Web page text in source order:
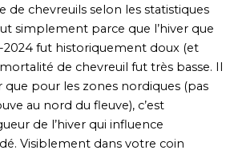
de chevreuils selon les statistiques
simplement parce que l’hiver que
2024 fut historiquement doux (et
de chevreuil fut très basse. Il
que pour les zones nordiques (pas
au nord du fleuve), c’est
de l’hiver qui influence
Visiblement dans votre coin